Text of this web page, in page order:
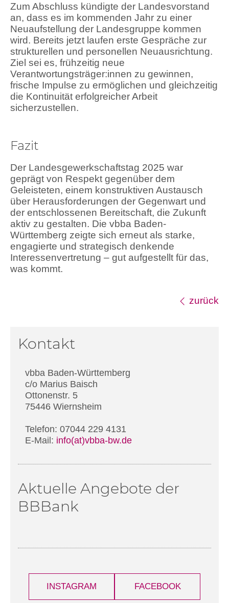
Zum Abschluss kündigte der Landesvorstand
an, dass es im kommenden Jahr zu einer
Neuaufstellung der Landesgruppe kommen
wird. Bereits jetzt laufen erste Gespräche zur
strukturellen und personellen Neuausrichtung.
Ziel sei es, frühzeitig neue
Verantwortungsträger:innen zu gewinnen,
frische Impulse zu ermöglichen und gleichzeitig
die Kontinuität erfolgreicher Arbeit
sicherzustellen.
Fazit
Der Landesgewerkschaftstag 2025 war
geprägt von Respekt gegenüber dem
Geleisteten, einem konstruktiven Austausch
über Herausforderungen der Gegenwart und
der entschlossenen Bereitschaft, die Zukunft
aktiv zu gestalten. Die vbba Baden-
Württemberg zeigte sich erneut als starke,
engagierte und strategisch denkende
Interessenvertretung – gut aufgestellt für das,
was kommt.
zurück
Kontakt
vbba Baden-Württemberg
c/o Marius Baisch
Ottonenstr. 5
75446 Wiernsheim
Telefon: 07044 229 4131
E-Mail: info(at)vbba-bw.de
Aktuelle Angebote der
BBBank
INSTAGRAM FACEBOOK